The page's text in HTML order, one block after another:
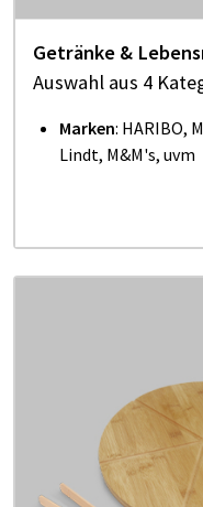
Getränke &
Auswahl aus 4
Marken: HARIBO,
Lindt, M&M's, uvm